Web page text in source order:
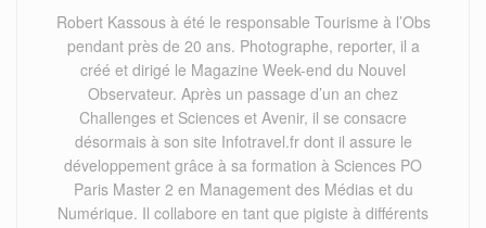
Robert Kassous à été le responsable Tourisme à l’Obs
pendant près de 20 ans. Photographe, reporter, il a
créé et dirigé le Magazine Week-end du Nouvel
Observateur. Après un passage d’un an chez
Challenges et Sciences et Avenir, il se consacre
désormais à son site Infotravel.fr dont il assure le
développement grâce à sa formation à Sciences PO
Paris Master 2 en Management des Médias et du
Numérique. Il collabore en tant que pigiste à différents